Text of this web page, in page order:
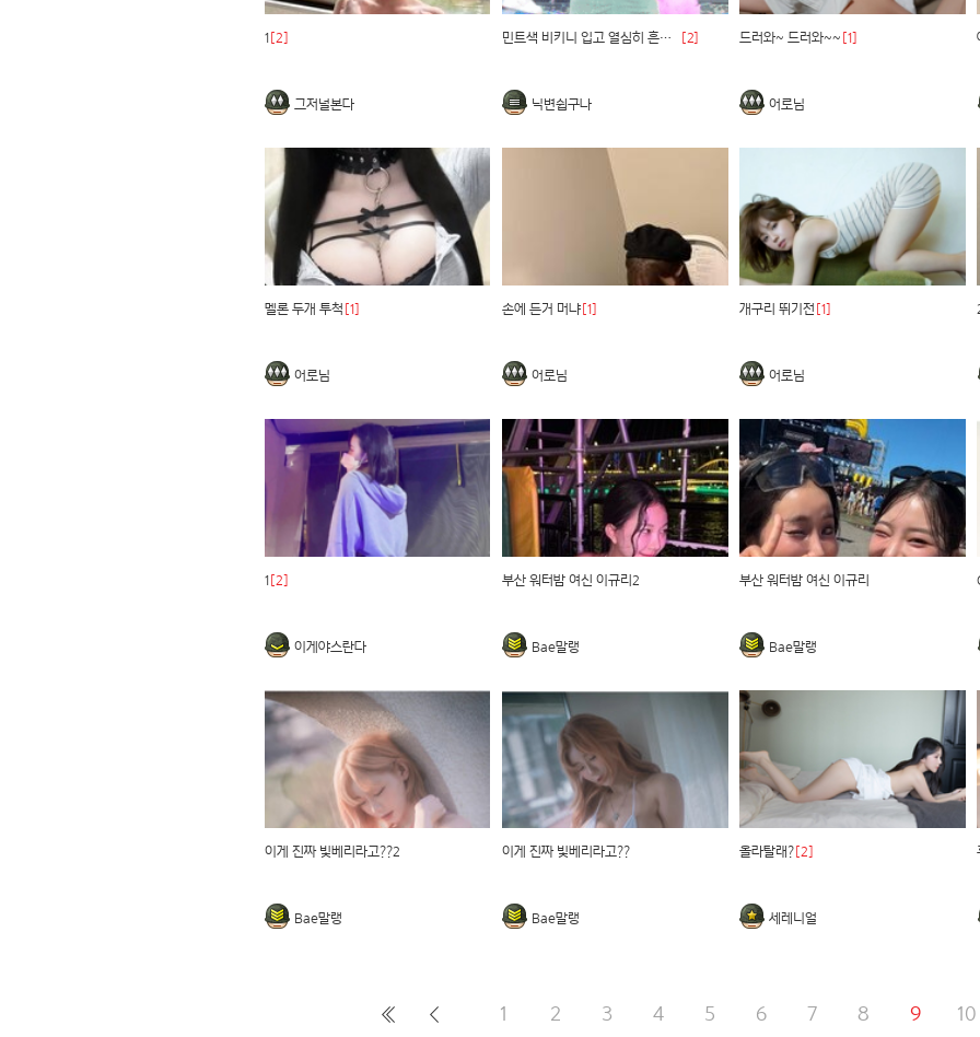
1 [2]
그저널본다
민트색 비키니 입고 열심히 흔드는 여캠 [2]
닉변쉽구나
드러와~ 드러와~~ [1]
어로님
멜론 두개 투척 [1]
어로님
손에 든거 머냐 [1]
어로님
개구리 뛰기전 [1]
어로님
1 [2]
이게야스란다
부산 워터밤 여신 이규리2
Bae말랭
부산 워터밤 여신 이규리
Bae말랭
이게 진짜 빛베리라고??2
Bae말랭
이게 진짜 빛베리라고??
Bae말랭
올라탈래? [2]
세레니얼
1 2 3 4 5 6 7 8 9 10